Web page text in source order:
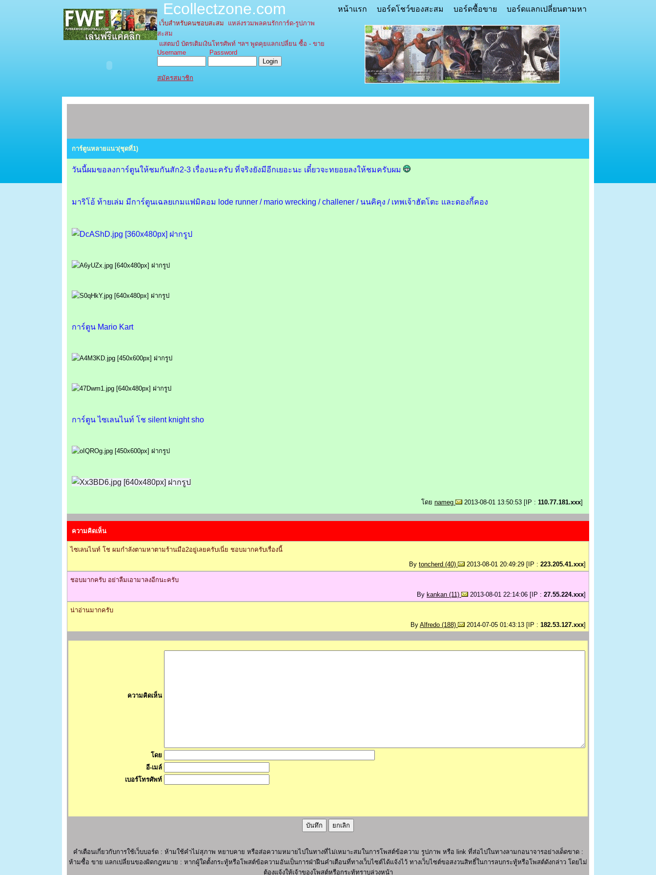
Ecollectzone.com หน้าแรก บอร์ดโชว์ของสะสม บอร์ดซื้อขาย บอร์ดแลกเปลี่ยนตามหา
เว็บสำหรับคนชอบสะสม แหล่งรวมพลคนรักการ์ด-รูปภาพ
สะสม
แสตมป์ บัตรเติมเงินโทรศัพท์ ฯลฯ พูดคุยแลกเปลี่ยน ซื้อ - ขาย
Username Password
สมัครสมาชิก
การ์ตูนหลายแนว(ชุดที่1)
วันนี้ผมขอลงการ์ตูนให้ชมกันสัก2-3 เรื่องนะครับ ที่จริงยังมีอีกเยอะนะ เดี๋ยวจะทยอยลงให้ชมครับผม
มาริโอ้ ท้ายเล่ม มีการ์ตูนเฉลยเกมแฟมิคอม lode runner / mario wrecking / challener / นนคิคุง / เทพเจ้าฮัตโตะ และดองกี้คอง
การ์ตูน Mario Kart
การ์ตูน ไซเลนไนท์ โช silent knight sho
โดย nameg 2013-08-01 13:50:53 [IP : 110.77.181.xxx]
ความคิดเห็น
ไซเลนไนท์ โช ผมกำลังตามหาตามร้านมือ2อยู่เลยครับเนี่ย ชอบมากครับเรื่องนี้
By toncherd (40) 2013-08-01 20:49:29 [IP : 223.205.41.xxx]
ชอบมากครับ อย่าลืมเอามาลงอีกนะครับ
By kankan (11) 2013-08-01 22:14:06 [IP : 27.55.224.xxx]
น่าอ่านมากครับ
By Alfredo (188) 2014-07-05 01:43:13 [IP : 182.53.127.xxx]
ความคิดเห็น
โดย
อี-เมล์
เบอร์โทรศัพท์
คำเตือนเกี่ยวกับการใช้เว็บบอร์ด : ห้ามใช้คำไม่สุภาพ หยาบคาย หรือส่อความหมายไปในทางที่ไม่เหมาะสมในการโพสต์ข้อความ รูปภาพ หรือ link ที่ส่อไปในทางลามกอนาจารอย่างเด็ดขาด :
ห้ามซื้อ ขาย แลกเปลี่ยนของผิดกฎหมาย : หากผู้ใดตั้งกระทู้หรือโพสต์ข้อความอันเป็นการฝ่าฝืนคำเตือนที่ทางเว็บไซต์ได้แจ้งไว้ ทางเว็บไซต์ขอสงวนสิทธิ์ในการลบกระทู้หรือโพสต์ดังกล่าว โดยไม่
ต้องแจ้งให้เจ้าของโพสต์หรือกระทู้ทราบล่วงหน้า